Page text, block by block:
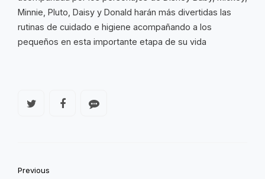
Minnie, Pluto, Daisy y Donald harán más divertidas las
rutinas de cuidado e higiene acompañando a los
pequeños en esta importante etapa de su vida
Previous